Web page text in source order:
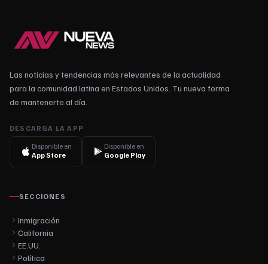
Las noticias y tendencias más relevantes de la actualidad
para la comunidad latina en Estados Unidos. Tu nueva forma
de mantenerte al día.
DESCARGA LA APP
Disponible en
App Store
Disponible en
Google Play
SECCIONES
Inmigración
California
EE.UU.
Política